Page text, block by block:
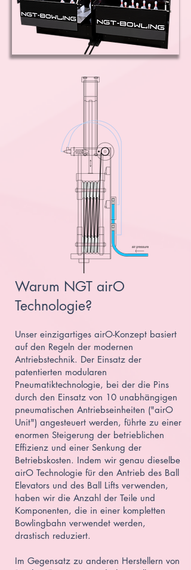
Warum NGT airO
Technologie?
Unser einzigartiges airO-Konzept basiert
auf den Regeln der modernen
Antriebstechnik. Der Einsatz der
patentierten modularen
Pneumatiktechnologie, bei der die Pins
durch den Einsatz von 10 unabhängigen
pneumatischen Antriebseinheiten ("airO
Unit") angesteuert werden, führte zu einer
enormen Steigerung der betrieblichen
Effizienz und einer Senkung der
Betriebskosten. Indem wir genau dieselbe
airO Technologie für den Antrieb des Ball
Elevators und des Ball Lifts verwenden,
haben wir die Anzahl der Teile und
Komponenten, die in einer kompletten
Bowlingbahn verwendet werden,
drastisch reduziert.
Im Gegensatz zu anderen Herstellern von